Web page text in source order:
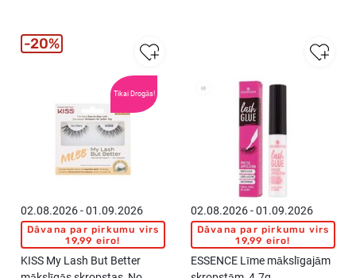
Tikai Drogās!
02.08.2026 - 01.09.2026
Dāvana par pirkumu virs
19,99 eiro!
KISS My Lash But Better
20%
02.08.2026 - 01.09.2026
Dāvana par pirkumu virs
19,99 eiro!
ESSENCE Līme mākslīgajām